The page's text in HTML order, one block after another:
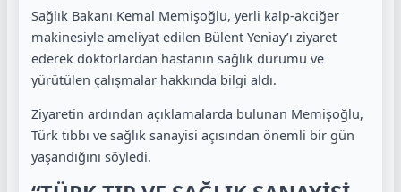
Sağlık Bakanı Kemal Memişoğlu, yerli kalp-akciğer
makinesiyle ameliyat edilen Bülent Yeniay’ı ziyaret
ederek doktorlardan hastanın sağlık durumu ve
yürütülen çalışmalar hakkında bilgi aldı.
Ziyaretin ardından açıklamalarda bulunan Memişoğlu,
Türk tıbbı ve sağlık sanayisi açısından önemli bir gün
yaşandığını söyledi.